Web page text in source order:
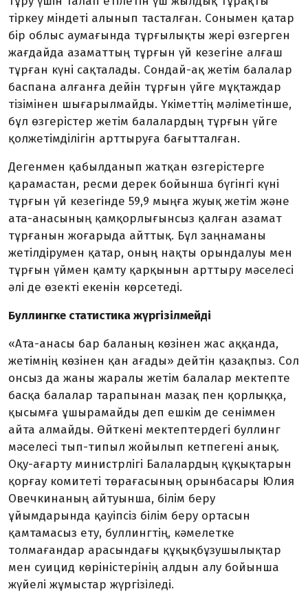
тіркеу міндеті алынып тасталған. Сонымен қатар
бір облыс аумағында тұрғылықты жері өзгерген
жағдайда азаматтың тұрғын үй кезегіне алғаш
тұрған күні сақталады. Сондай-ақ жетім балалар
баспана алғанға дейін тұрғын үйге мұқтаждар
тізімінен шығарылмайды. Үкіметтің мәліметінше,
бұл өзгерістер жетім балалардың тұрғын үйге
қолжетімділігін арттыруға бағытталған.
Дегенмен қабылданып жатқан өзге­рістерге
қарамастан, ресми дерек бойынша бүгінгі күні
тұрғын үй кезегінде 59,9 мыңға жуық жетім және
ата-анасының қам­қорлығынсыз қалған азамат
тұрғанын жоғарыда айттық. Бұл заңнаманы
жетілдірумен қатар, оның нақты орындалуы мен
тұрғын үймен қамту қарқынын арттыру мәселесі
әлі де өзекті екенін көрсетеді.
Буллингке статистика жүргізілмейді
«Ата-анасы бар баланың көзінен жас аққанда,
жетімнің көзінен қан ағады» дейтін қазақпыз. Сол
онсыз да жаны жаралы жетім балалар мектепте
басқа балалар тарапынан мазақ пен қорлыққа,
қысымға ұшырамайды деп ешкім де сеніммен
айта алмайды. Өйткені мек­тептердегі буллинг
мәселесі тып-типыл жойылып кетпегені анық.
Оқу-ағарту министрлігі Балалардың құқықтарын
қорғау комитеті төрағасының орынбасары Юлия
Овечкинаның айтуынша, білім беру
ұйымдарында қауіпсіз білім беру ортасын
қамтамасыз ету, буллингтің, кәмелетке
толмағандар арасындағы құқықбұзушылықтар
мен суицид көрініс­терінің алдын алу бойынша
жүйелі жұ­мыстар жүргізіледі.